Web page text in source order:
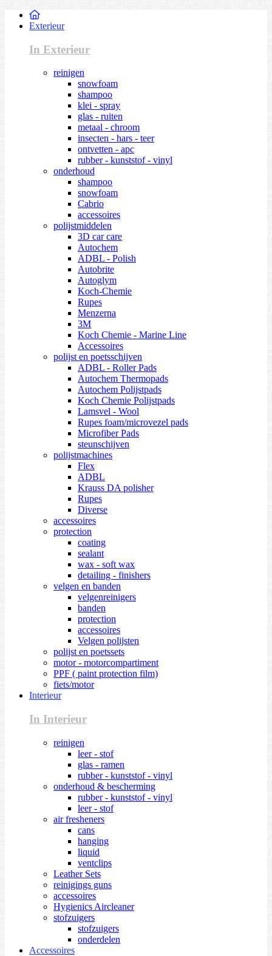
Exterieur
In Exterieur
reinigen
snowfoam
shampoo
klei - spray
glas - ruiten
metaal - chroom
insecten - hars - teer
ontvetten - apc
rubber - kunststof - vinyl
onderhoud
shampoo
snowfoam
Cabrio
accessoires
polijstmiddelen
3D car care
Autochem
ADBL - Polish
Autobrite
Autoglym
Koch-Chemie
Rupes
Menzerna
3M
Koch Chemie - Marine Line
Accessoires
polijst en poetsschijven
ADBL - Roller Pads
Autochem Thermopads
Autochem Polijstpads
Koch Chemie Polijstpads
Lamsvel - Wool
Rupes foam/microvezel pads
Microfiber Pads
steunschijven
polijstmachines
Flex
ADBL
Krauss DA polisher
Rupes
Diverse
accessoires
protection
coating
sealant
wax - soft wax
detailing - finishers
velgen en banden
velgenreinigers
banden
protection
accessoires
Velgen polijsten
polijst en poetssets
motor - motorcompartiment
PPF ( paint protection film)
fiets/motor
Interieur
In Interieur
reinigen
leer - stof
glas - ramen
rubber - kunststof - vinyl
onderhoud & bescherming
rubber - kunststof - vinyl
leer - stof
air fresheners
cans
hanging
liquid
ventclips
Leather Sets
reinigings guns
accessoires
Hygienics Aircleaner
stofzuigers
stofzuigers
onderdelen
Accessoires